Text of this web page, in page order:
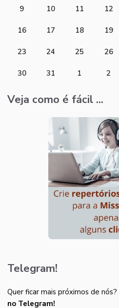
9 10 11 12
16 17 18 19
23 24 25 26
30 31 1 2
Veja como é fácil ...
Telegram!
Quer ficar mais próximos de nós?
no Telegram!